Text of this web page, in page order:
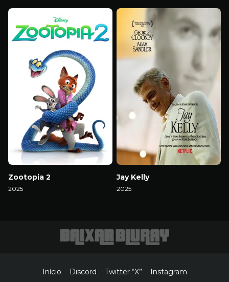
Zootopia 2
2025
Jay Kelly
2025
Início Discord Twitter “X” Instagram